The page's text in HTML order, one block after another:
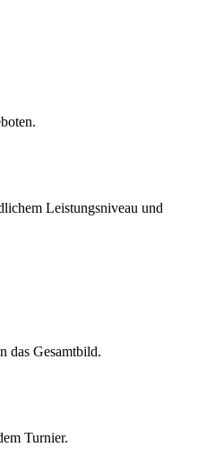
Leistungsniveau und
das Gesamtbild.
Turnier.